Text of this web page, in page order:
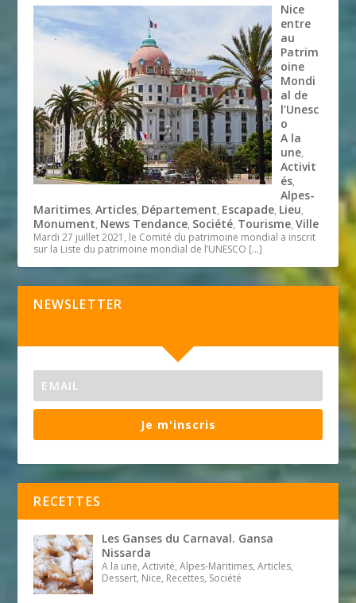
Nice
entre
au
Patrim
oine
Mondi
al de
l’Unesc
o
A la
une,
Activit
és,
Alpes-
Maritimes,Articles, Département, Escapade, Lieu,
Monument, News Tendance, Société, Tourisme,Ville
Mardi 27 juillet 2021, le Comité du patrimoine mondial a inscrit
sur la Liste du patrimoine mondial de l’UNESCO […]
NEWSLETTER
Je m'inscris
RECETTES
Les Ganses du Carnaval. Gansa
Nissarda
A la une, Activité, Alpes-Maritimes, Articles,
Dessert, Nice, Recettes, Société